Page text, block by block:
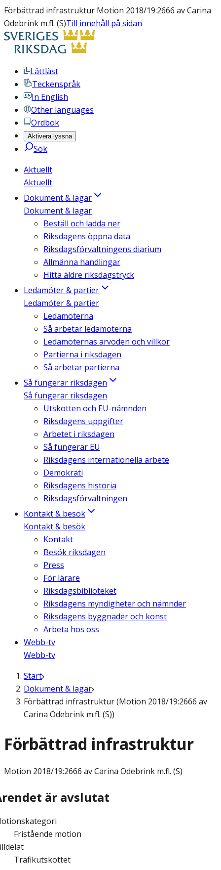
Förbättrad infrastruktur Motion 2018/19:2666 av Carina
Ödebrink m.fl. (S)Till innehåll på sidan
Lättläst
Teckenspråk
In English
Other languages
Ordbok
Aktivera lyssna
Sök
Aktuellt
Aktuellt
Dokument & lagar
Dokument & lagar
Beställ och ladda ner
Riksdagens öppna data
Riksdagsförvaltningens diarium
Allmänna handlingar
Hitta äldre riksdagstryck
Ledamöter & partier
Ledamöter & partier
Ledamöterna
Så arbetar ledamöterna
Ledamöternas arvoden och villkor
Partierna i riksdagen
Så arbetar partierna
Så fungerar riksdagen
Så fungerar riksdagen
Utskotten och EU-nämnden
Riksdagens uppgifter
Arbetet i riksdagen
Så fungerar EU
Riksdagens internationella arbete
Demokrati
Riksdagens historia
Riksdagsförvaltningen
Kontakt & besök
Kontakt & besök
Kontakt
Besök riksdagen
Press
För lärare
Riksdagsbiblioteket
Riksdagens myndigheter och nämnder
Riksdagens byggnader och konst
Arbeta hos oss
Webb-tv
Webb-tv
Start
Dokument & lagar
Förbättrad infrastruktur (Motion 2018/19:2666 av
Carina Ödebrink m.fl. (S))
Förbättrad infrastruktur
Motion 2018/19:2666 av Carina Ödebrink m.fl. (S)
är avslutat
Fristående motion
Trafikutskottet